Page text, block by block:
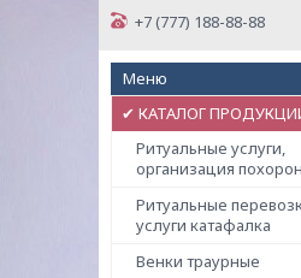
+7 (777) 188-88-88
✔ КАТАЛОГ
Ритуальные услуги,
организация похорон
Ритуальные
услуги катафалка
Венки траурные